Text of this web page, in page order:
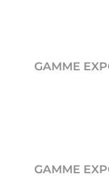
GAMME
GAMME